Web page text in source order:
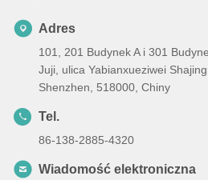
Adres
101, 201 Budynek A i 301
Juji, ulica Yabianxueziwei
Shenzhen, 518000, Chiny
Tel.
86-138-2885-4320
Wiadomość elektroniczna